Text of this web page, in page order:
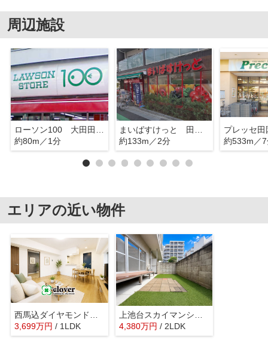
周辺施設
約80m／1分
約133m／2分
プレッセ田
約533m／
エリアの近い物件
西馬込ダイヤモンドマンション
3,699万円 / 1LDK
上池台スカイマンション
4,380万円 / 2LDK